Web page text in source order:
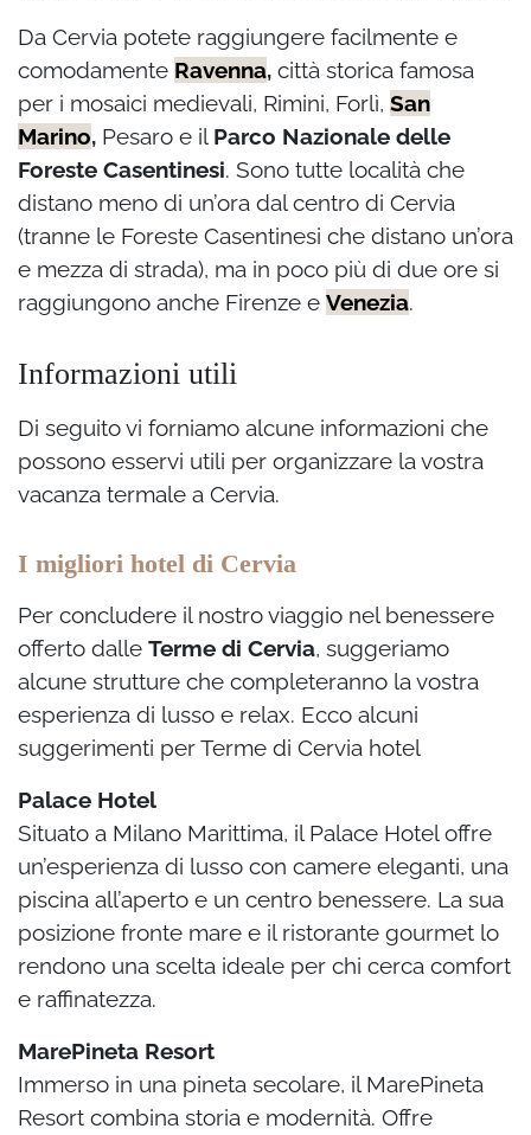
Da Cervia potete raggiungere facilmente e
comodamente Ravenna, città storica famosa
per i mosaici medievali, Rimini, Forlì, San
Marino, Pesaro e il Parco Nazionale delle
Foreste Casentinesi. Sono tutte località che
distano meno di un’ora dal centro di Cervia
(tranne le Foreste Casentinesi che distano un’ora
e mezza di strada), ma in poco più di due ore si
raggiungono anche Firenze e Venezia.
Informazioni utili
Di seguito vi forniamo alcune informazioni che
possono esservi utili per organizzare la vostra
vacanza termale a Cervia.
I migliori hotel di Cervia
Per concludere il nostro viaggio nel benessere
offerto dalle Terme di Cervia, suggeriamo
alcune strutture che completeranno la vostra
esperienza di lusso e relax. Ecco alcuni
suggerimenti per Terme di Cervia hotel
Palace Hotel
Situato a Milano Marittima, il Palace Hotel offre
un’esperienza di lusso con camere eleganti, una
piscina all’aperto e un centro benessere. La sua
posizione fronte mare e il ristorante gourmet lo
rendono una scelta ideale per chi cerca comfort
e raffinatezza.
MarePineta Resort
Immerso in una pineta secolare, il MarePineta
Resort combina storia e modernità. Offre